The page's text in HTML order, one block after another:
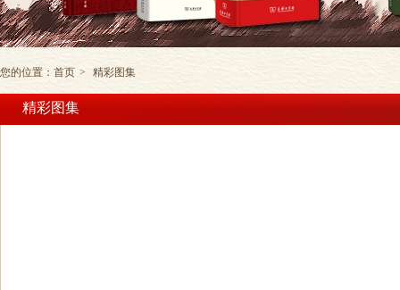
您的位置： 首页 > 精彩图集
精彩图集